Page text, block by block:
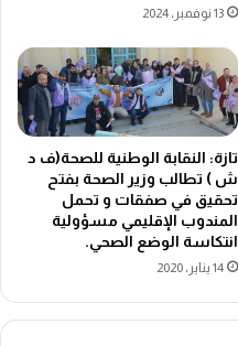
13 نوفمبر، 2024
تازة: النقابة الوطنية للصحة(ف د
ش ) تطالب وزير الصحة بفتح
تحقيق في صفقات و تحمل
المندوب الإقليمي مسؤولية
انتكاسة الوضع الصحي.
14 يناير، 2020